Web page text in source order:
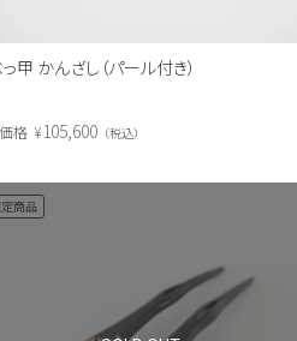
甲 かんざし（パール付き）
格 ¥105,600 税込
商品